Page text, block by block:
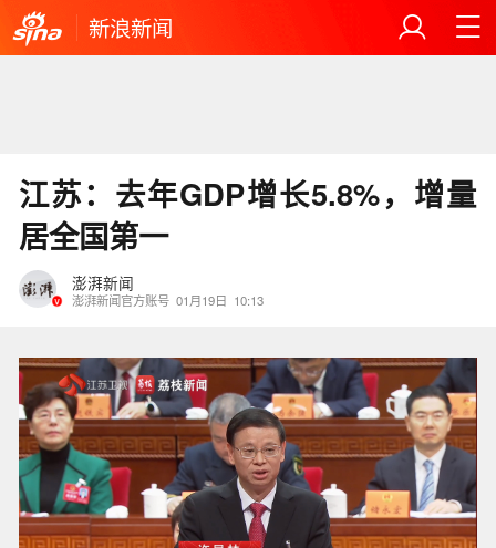
新浪新闻
江苏：去年GDP增长5.8%，增量
居全国第一
澎湃新闻
澎湃新闻官方账号 01月19日 10:13